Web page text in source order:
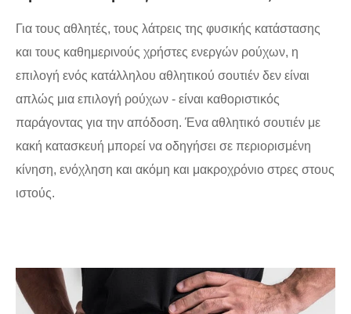
Για τους αθλητές, τους λάτρεις της φυσικής κατάστασης
και τους καθημερινούς χρήστες ενεργών ρούχων, η
επιλογή ενός κατάλληλου αθλητικού σουτιέν δεν είναι
απλώς μια επιλογή ρούχων - είναι καθοριστικός
παράγοντας για την απόδοση. Ένα αθλητικό σουτιέν με
κακή κατασκευή μπορεί να οδηγήσει σε περιορισμένη
κίνηση, ενόχληση και ακόμη και μακροχρόνιο στρες στους
ιστούς.